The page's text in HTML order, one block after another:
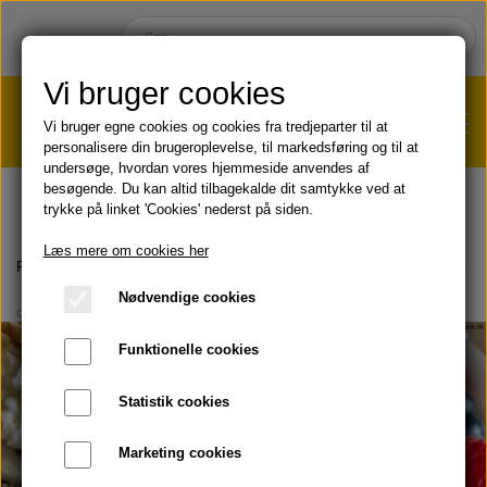
HJEM
Læbepomade
KOST & VELVÆRE
SOMMER & SOL 😎
VÆGTTAB?KLIK HER!
Forside
OPSKRIFTER
Vi bruger cookies
Vi bruger egne cookies og cookies fra tredjeparter til at
personalisere din brugeroplevelse, til markedsføring og til at
undersøge, hvordan vores hjemmeside anvendes af
besøgende. Du kan altid tilbagekalde dit samtykke ved at
trykke på linket 'Cookies' nederst på siden.
Læs mere om cookies her
Nødvendige cookies
Funktionelle cookies
Statistik cookies
Marketing cookies